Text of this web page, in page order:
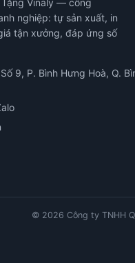
nghiệp: tự sản xuất, in
tận xưởng, đáp ứng số
9, P. Bình Hưng Hoà, Q.
© 2026 Công ty TNHH